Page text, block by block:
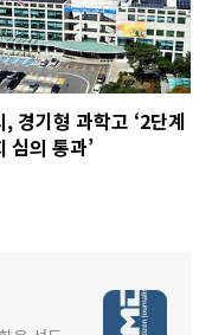
, 경기형 과학고 ‘2단계
심의 통과’